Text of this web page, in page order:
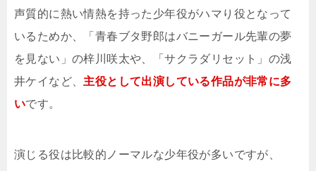
声質的に熱い情熱を持った少年役がハマり役となって
いるためか、「青春ブタ野郎はバニーガール先輩の夢
を見ない」の梓川咲太や、「サクラダリセット」の浅
井ケイなど、 主役として出演している作品が非常に多
いです。
演じる役は比較的ノーマルな少年役が多いですが、